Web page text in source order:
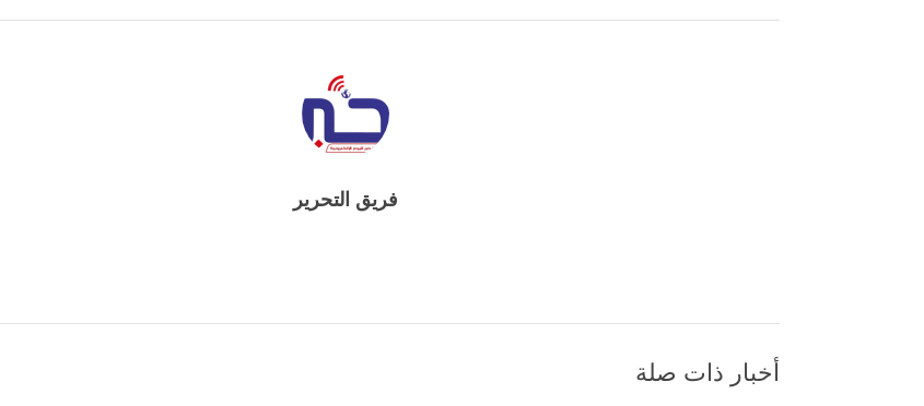
فريق التحرير
أخبار ذات صلة